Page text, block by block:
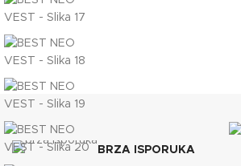
BRZA ISPORUKA